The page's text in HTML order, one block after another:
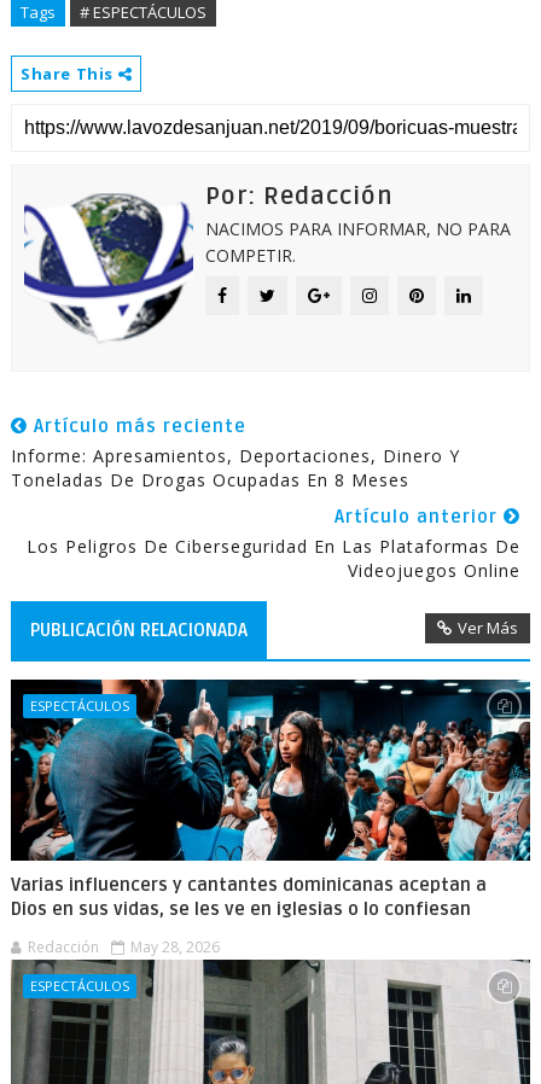
Tags # ESPECTÁCULOS
Share This
Por: Redacción
NACIMOS PARA INFORMAR, NO PARA
COMPETIR.
Artículo más reciente
Informe: Apresamientos, Deportaciones, Dinero Y
Toneladas De Drogas Ocupadas En 8 Meses
Artículo anterior
Los Peligros De Ciberseguridad En Las Plataformas De
Videojuegos Online
PUBLICACIÓN RELACIONADA Ver Más
ESPECTÁCULOS
Varias influencers y cantantes dominicanas aceptan a
Dios en sus vidas, se les ve en iglesias o lo confiesan
Redacción May 28, 2026
ESPECTÁCULOS